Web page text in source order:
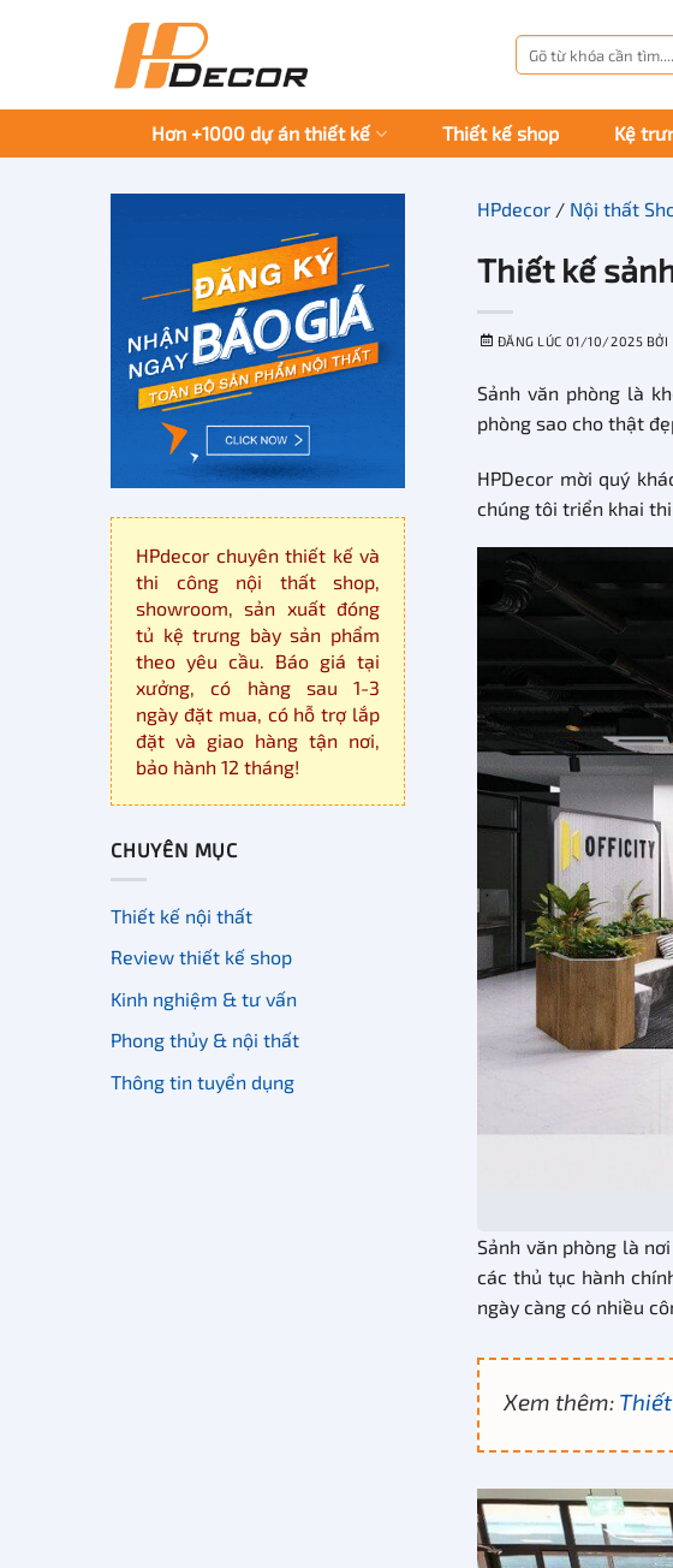
dung
Tìm
kiếm:
Hơn +1000 dự án thiết kế Thiết kế shop Kệ
HPdecor chuyên thiết kế và
thi công nội thất shop,
showroom, sản xuất đóng
tủ kệ trưng bày sản phẩm
theo yêu cầu. Báo giá tại
xưởng, có hàng sau 1-3
ngày đặt mua, có hỗ trợ lắp
đặt và giao hàng tận nơi,
bảo hành 12 tháng!
CHUYÊN MỤC
Thiết kế nội thất
Review thiết kế shop
Kinh nghiệm & tư vấn
Phong thủy & nội thất
Thông tin tuyển dụng
HPdecor / Nội thất
Thiết kế
ĐĂNG LÚC 01/10/2025 BỞI
Sảnh văn phòng là
phòng sao cho thật
HPDecor mời quý
chúng tôi triển khai thi
Sảnh văn phòng là
các thủ tục hành
ngày càng có nhiều
Xem thêm: